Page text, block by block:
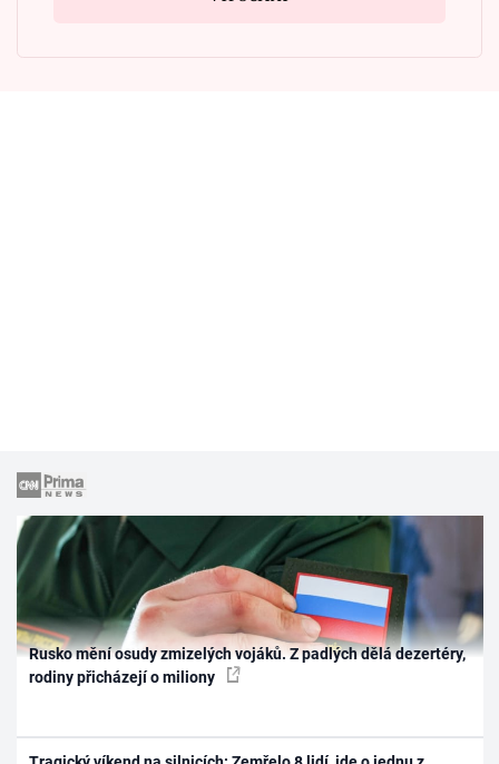
Rusko mění osudy zmizelých vojáků. Z padlých dělá dezertéry,
rodiny přicházejí o miliony